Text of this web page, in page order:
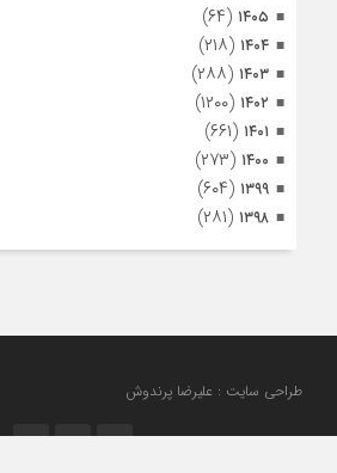
۱۴۰۵ (۶۴)
۱۴۰۴ (۲۱۸)
۱۴۰۳ (۲۸۸)
۱۴۰۲ (۱۲۰۰)
۱۴۰۱ (۶۶۱)
۱۴۰۰ (۲۷۳)
۱۳۹۹ (۶۰۴)
۱۳۹۸ (۲۸۱)
طراحی سایت : علیرضا پرندوش